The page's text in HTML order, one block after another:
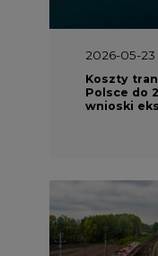
Koszty
Polsce do